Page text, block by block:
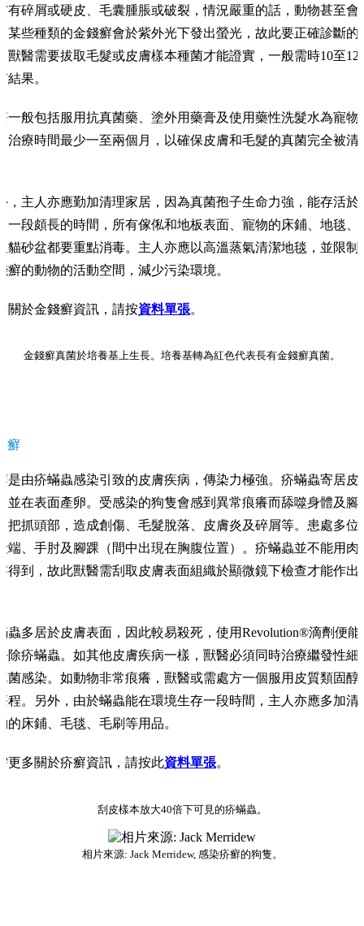
有碎屑或硬皮、毛囊腫脹或破裂，情況嚴重的話，動物甚至會
某些種類的金錢癬會於紫外光下發出螢光，故此要正確診斷的
獸醫需要拔取毛髮或皮膚樣本種菌才能證實，一般需時10至12
結果。
一般包括服用抗真菌藥、塗外用藥膏及使用藥性洗髮水為寵物
治療時間最少一至兩個月，以確保皮膚和毛髮的真菌完全被清
，主人亦應勤加清理家居，因為真菌孢子生命力強，能存活於
一段頗長的時間，所有傢俬和地板表面、寵物的床鋪、地毯、
貓砂盆都要重點消毒。主人亦應以高溫蒸氣清潔地毯，並限制
癬的動物的活動空間，減少污染環境。
關於金錢癬資訊，請按資料單張。
金錢癬真菌於培養基上生長。培養基轉為紅色代表長有金錢癬真菌。
癬
是由疥蟎蟲感染引致的皮膚疾病，傳染力極強。疥蟎蟲寄居皮
並在表面產卵。受感染的狗隻會感到異常痕癢而舔噬身體及腳
把抓頭部，造成創傷、毛髮脫落、皮膚炎及碎屑等。患處多位
端、手肘及腳踝（間中出現在胸腹位置）。疥蟎蟲並不能用肉
得到，故此獸醫需刮取皮膚表面組織於顯微鏡下檢查才能作出
蟲多居於皮膚表面，因此較易殺死，使用Revolution®滴劑便能
除疥蟎蟲。如其他皮膚疾病一樣，獸醫必須同時治療繼發性細
菌感染。如動物非常痕癢，獸醫或需處方一個服用皮質類固醇
程。另外，由於蟎蟲能在環境生存一段時間，主人亦應多加清
的床鋪、毛毯、毛刷等用品。
更多關於疥癬資訊，請按此資料單張。
刮皮樣本放大40倍下可見的疥蟎蟲。
相片來源: Jack Merridew, 感染疥癬的狗隻。